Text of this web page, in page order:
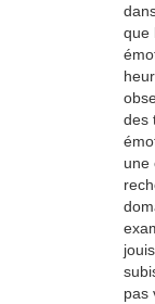
que
des
une
pas